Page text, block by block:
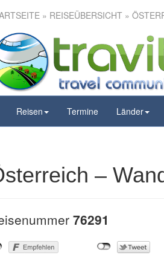
» REISEÜBERSICHT »
Reisen Termine Länder
–
76291